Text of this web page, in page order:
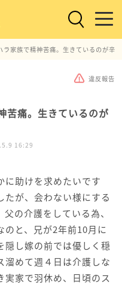
ラ家族で精神苦痛。生きているのが辛
違反報告
苦痛。生きているのが
16:29
に助けを求めたいです
が、会わない様にする
の介護をしている為、
のと、兄が2年前10月に
隠し嫁の前では優しく穏
溜めて週４日は介護しな
実家で羽休め、日頃のス